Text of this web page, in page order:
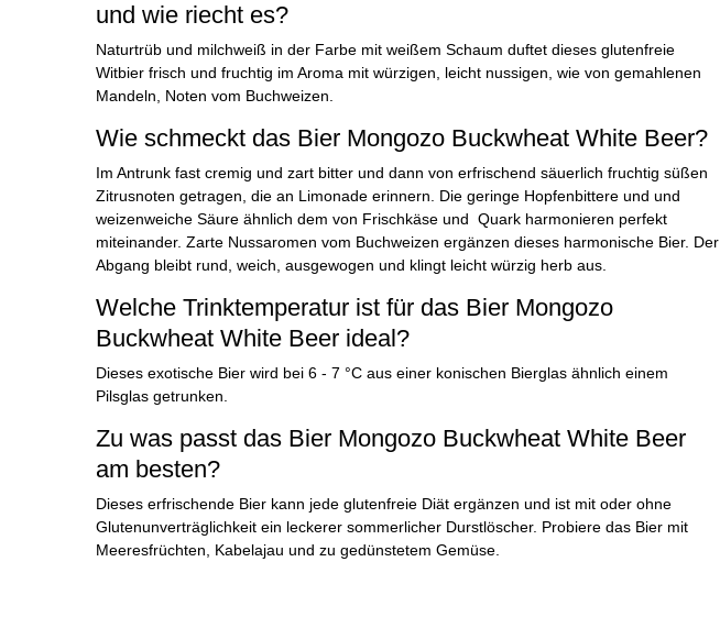
und wie riecht es?
Naturtrüb und milchweiß in der Farbe mit weißem Schaum duftet dieses glutenfreie
Witbier frisch und fruchtig im Aroma mit würzigen, leicht nussigen, wie von gemahlenen
Mandeln, Noten vom Buchweizen.
Wie schmeckt das Bier Mongozo Buckwheat White Beer?
Im Antrunk fast cremig und zart bitter und dann von erfrischend säuerlich fruchtig süßen
Zitrusnoten getragen, die an Limonade erinnern. Die geringe Hopfenbittere und und
weizenweiche Säure ähnlich dem von Frischkäse und Quark harmonieren perfekt
miteinander. Zarte Nussaromen vom Buchweizen ergänzen dieses harmonische Bier. Der
Abgang bleibt rund, weich, ausgewogen und klingt leicht würzig herb aus.
Welche Trinktemperatur ist für das Bier Mongozo
Buckwheat White Beer ideal?
Dieses exotische Bier wird bei 6 - 7 °C aus einer konischen Bierglas ähnlich einem
Pilsglas getrunken.
Zu was passt das Bier Mongozo Buckwheat White Beer
am besten?
Dieses erfrischende Bier kann jede glutenfreie Diät ergänzen und ist mit oder ohne
Glutenunverträglichkeit ein leckerer sommerlicher Durstlöscher. Probiere das Bier mit
Meeresfrüchten, Kabelajau und zu gedünstetem Gemüse.